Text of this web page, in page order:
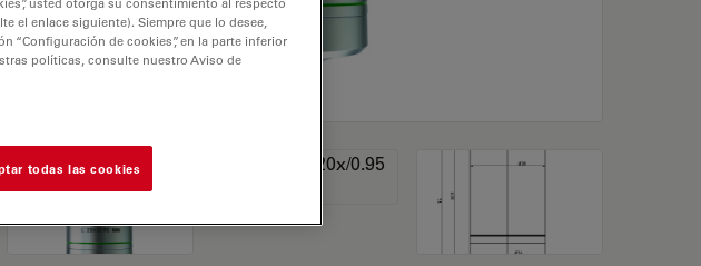
el enlace siguiente). Siempre que lo desee,
“Configuración de cookies”, en la parte inferior
políticas, consulte nuestro Aviso de
todas las cookies